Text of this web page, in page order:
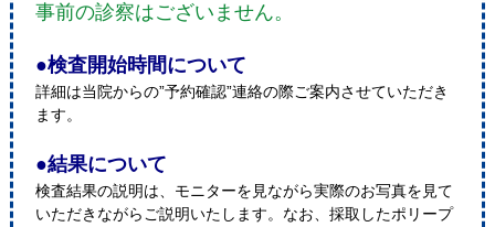
事前の診察はございません。
●検査開始時間について
詳細は当院からの”予約確認”連絡の際ご案内させていただき
ます。
●結果について
検査結果の説明は、モニターを見ながら実際のお写真を見て
いただきながらご説明いたします。なお、採取したポリープ